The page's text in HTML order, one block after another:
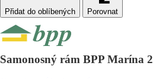
Porovnat
Samonosný rám BPP Marína 2